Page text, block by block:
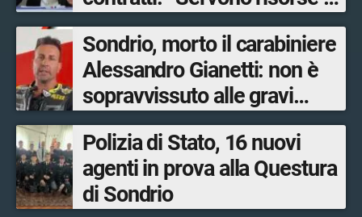
salari adeguati”
Sondrio, morto il carabiniere
Alessandro Gianetti: non è
sopravvissuto alle gravi
ustioni
Polizia di Stato, 16 nuovi
agenti in prova alla Questura
di Sondrio